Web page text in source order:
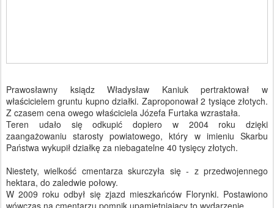
Prawosławny ksiądz Władysław Kaniuk pertraktował w
właścicielem gruntu kupno działki. Zaproponował 2 tysiące złotych.
Z czasem cena owego właściciela Józefa Furtaka wzrastała.
Teren udało się odkupić dopiero w 2004 roku dzięki
zaangażowaniu starosty powiatowego, który w imieniu Skarbu
Państwa wykupił działkę za niebagatelne 40 tysięcy złotych.
Niestety, wielkość cmentarza skurczyła się - z przedwojennego
hektara, do zaledwie połowy.
W 2009 roku odbył się zjazd mieszkańców Florynki. Postawiono
wówczas na cmentarzu pomnik upamiętniający to wydarzenie.